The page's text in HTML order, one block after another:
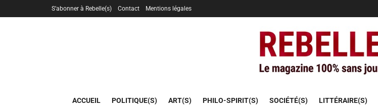
S’abonner à Rebelle(s) Contact Mentions légales
ACCUEIL POLITIQUE(S) ART(S) PHILO-SPIRIT(S) SOCIÉTÉ(S) LITTÉRAIRE(S)